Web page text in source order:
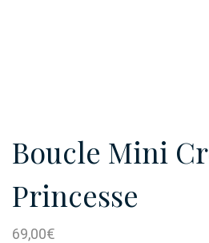
Boucle Mini
Princesse
69,00€